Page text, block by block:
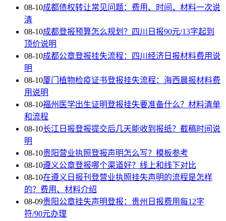
08-10成都债权转让常见问题：费用、时间、材料一次说
清
08-10成都登报预算怎么规划？四川日报90元/13字起到
顶价说明
08-10成都公章登报挂失流程：四川经济日报材料费用说
明
08-10厦门植物检疫证书登报挂失流程：海西晨报材料费
用说明
08-10福州医学出生证明登报挂失要准备什么？材料清单
和流程
08-10长江日报登报提交后几天能收到报纸？截稿时间说
明
08-10贵阳营业执照登报声明怎么写？模板参考
08-10遵义公章登报哪个渠道好？线上和线下对比
08-10在遵义日报刊登营业执照挂失声明的流程是怎样
的？费用、材料介绍
08-09贵阳公章挂失声明登报：贵州日报费用每12字
符/90元办理